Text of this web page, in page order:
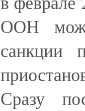
ООН
санкции
Сразу